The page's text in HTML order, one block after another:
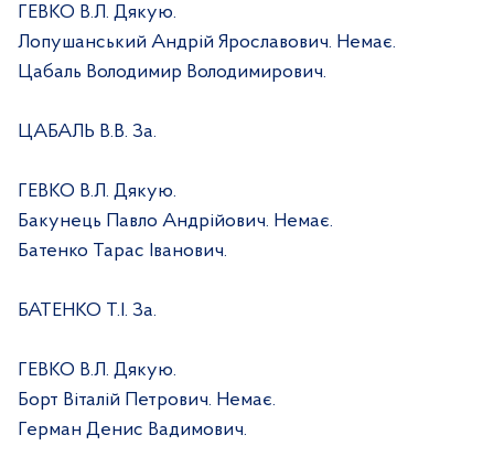
ГЕВКО В.Л. Дякую.
Лопушанський Андрій Ярославович. Немає.
Цабаль Володимир Володимирович.
ЦАБАЛЬ В.В. За.
ГЕВКО В.Л. Дякую.
Бакунець Павло Андрійович. Немає.
Батенко Тарас Іванович.
БАТЕНКО Т.І. За.
ГЕВКО В.Л. Дякую.
Борт Віталій Петрович. Немає.
Герман Денис Вадимович.